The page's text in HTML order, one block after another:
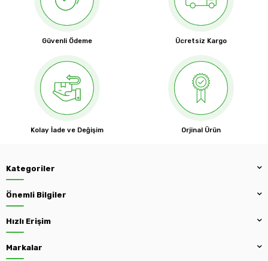
Güvenli Ödeme Ücretsiz Kargo
Kolay İade ve Değişim Orjinal Ürün
Kategoriler
Önemli Bilgiler
Hızlı Erişim
Markalar